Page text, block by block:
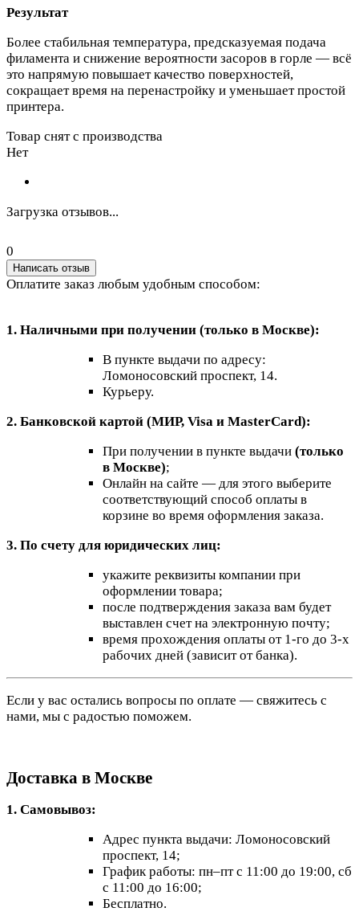
Результат
Более стабильная температура, предсказуемая подача
филамента и снижение вероятности засоров в горле — всё
это напрямую повышает качество поверхностей,
сокращает время на перенастройку и уменьшает простой
принтера.
Товар снят с производства
Нет
Загрузка отзывов...
0
Написать отзыв
Оплатите заказ любым удобным способом:
1. Наличными при получении (только в Москве):
В пункте выдачи по адресу:
Ломоносовский проспект, 14.
Курьеру.
2. Банковской картой (МИР, Visa и MasterCard):
При получении в пункте выдачи (только
в Москве);
Онлайн на сайте — для этого выберите
соответствующий способ оплаты в
корзине во время оформления заказа.
3. По счету для юридических лиц:
укажите реквизиты компании при
оформлении товара;
после подтверждения заказа вам будет
выставлен счет на электронную почту;
время прохождения оплаты от 1-го до 3-х
рабочих дней (зависит от банка).
Если у вас остались вопросы по оплате — свяжитесь с
нами, мы с радостью поможем.
Доставка в Москве
1. Самовывоз:
Адрес пункта выдачи: Ломоносовский
проспект, 14;
График работы: пн–пт с 11:00 до 19:00, сб
с 11:00 до 16:00;
Бесплатно.